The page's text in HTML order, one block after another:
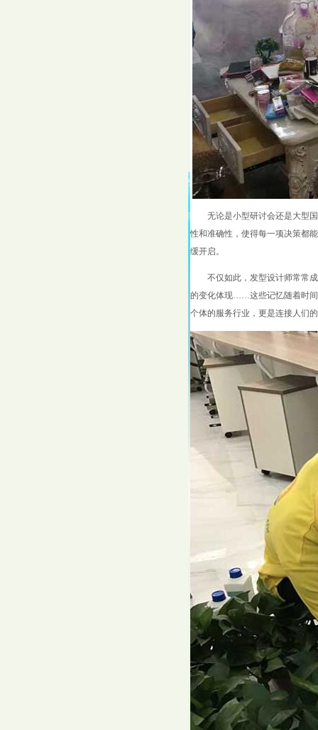
无论是小型研讨会还是大型
性和准确性，使得每一项决策都
缓开启。
不仅如此，发型设计师常常
的变化体现……这些记忆随着时间
个体的服务行业，更是连接人们